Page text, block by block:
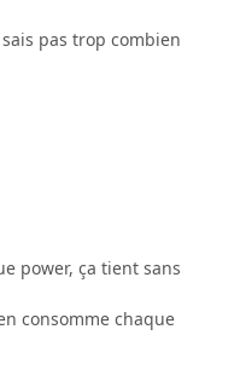
pas trop combien
power, ça tient sans
consomme chaque